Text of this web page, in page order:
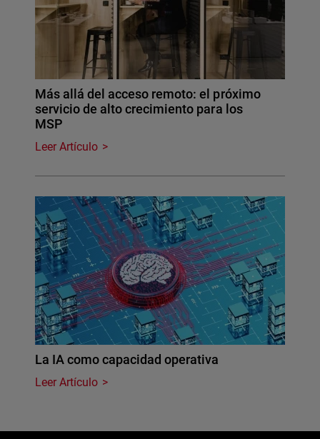
Más allá del acceso remoto: el próximo
servicio de alto crecimiento para los
MSP
Leer Artículo
La IA como capacidad operativa
Leer Artículo